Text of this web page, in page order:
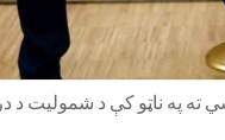
ته په ناټو کې د شمولیت د